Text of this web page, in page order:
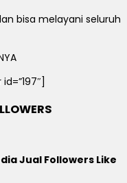
bisa melayani seluruh
Jual Followers Like